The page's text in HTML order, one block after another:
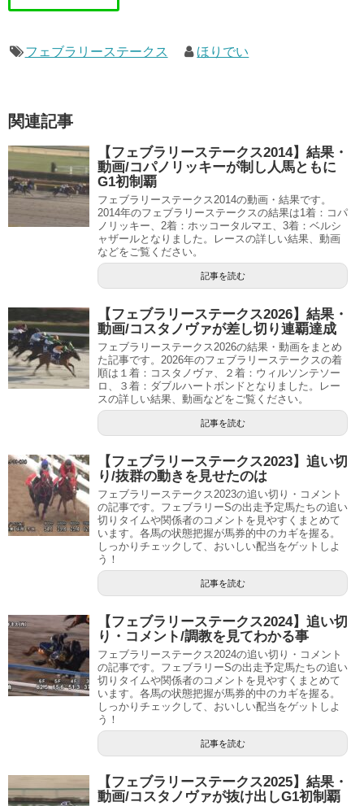
フェブラリーステークス ほりでい
関連記事
【フェブラリーステークス2014】結果・
動画/コパノリッキーが制し人馬ともに
G1初制覇
フェブラリーステークス2014の動画・結果です。
2014年のフェブラリーステークスの結果は1着：コパ
ノリッキー、2着：ホッコータルマエ、3着：ベルシ
ャザールとなりました。レースの詳しい結果、動画
などをご覧ください。
記事を読む
【フェブラリーステークス2026】結果・
動画/コスタノヴァが差し切り連覇達成
フェブラリーステークス2026の結果・動画をまとめ
た記事です。2026年のフェブラリーステークスの着
順は１着：コスタノヴァ、２着：ウィルソンテソー
ロ、３着：ダブルハートボンドとなりました。レー
スの詳しい結果、動画などをご覧ください。
記事を読む
【フェブラリーステークス2023】追い切
り/抜群の動きを見せたのは
フェブラリーステークス2023の追い切り・コメント
の記事です。フェブラリーSの出走予定馬たちの追い
切りタイムや関係者のコメントを見やすくまとめて
います。各馬の状態把握が馬券的中のカギを握る。
しっかりチェックして、おいしい配当をゲットしよ
う！
記事を読む
【フェブラリーステークス2024】追い切
り・コメント/調教を見てわかる事
フェブラリーステークス2024の追い切り・コメント
の記事です。フェブラリーSの出走予定馬たちの追い
切りタイムや関係者のコメントを見やすくまとめて
います。各馬の状態把握が馬券的中のカギを握る。
しっかりチェックして、おいしい配当をゲットしよ
う！
記事を読む
【フェブラリーステークス2025】結果・
動画/コスタノヴァが抜け出しG1初制覇